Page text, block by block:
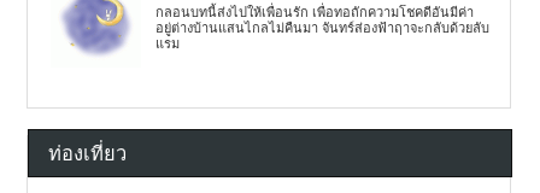
กลอนบทนี้ส่งไปให้เพื่อนรัก เพื่อทอถักความโชคดีอันมีค่า
อยู่ต่างบ้านแสนไกลไม่คืนมา จันทร์ส่องฟ้าฤาจะกลับด้วยลับ
แรม
ท่องเที่ยว